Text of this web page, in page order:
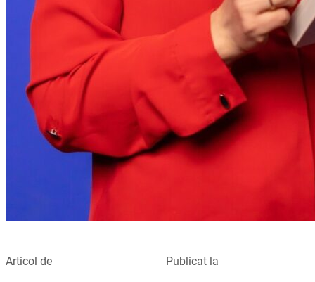
Articol de Publicat la